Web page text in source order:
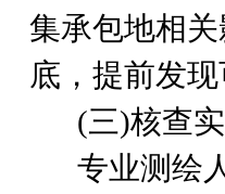
集承包地相
底，提前发
(三)核查
专业测绘